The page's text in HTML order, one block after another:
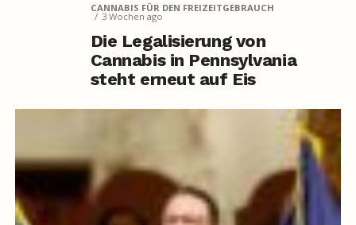
CANNABIS FÜR DEN FREIZEITGEBRAUCH
3 Wochen ago
Die Legalisierung von
Cannabis in Pennsylvania
steht erneut auf Eis